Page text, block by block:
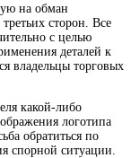
на обман
сторон. Все
с целью
деталей к
владельцы торговых
какой-либо
логотипа
обратиться по
спорной ситуации.